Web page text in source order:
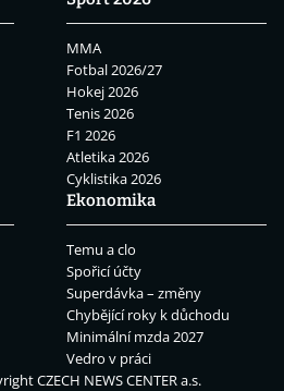
MMA
Fotbal 2026/27
Hokej 2026
Tenis 2026
F1 2026
Atletika 2026
Cyklistika 2026
Ekonomika
Temu a clo
Spořicí účty
Superdávka – změny
Chybějící roky k důchodu
Minimální mzda 2027
Vedro v práci
CZECH NEWS CENTER a.s.